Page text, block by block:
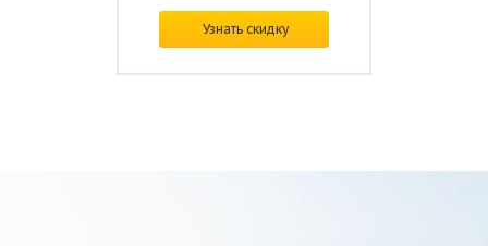
Цена: от700 ₽/м
Узнать скидку